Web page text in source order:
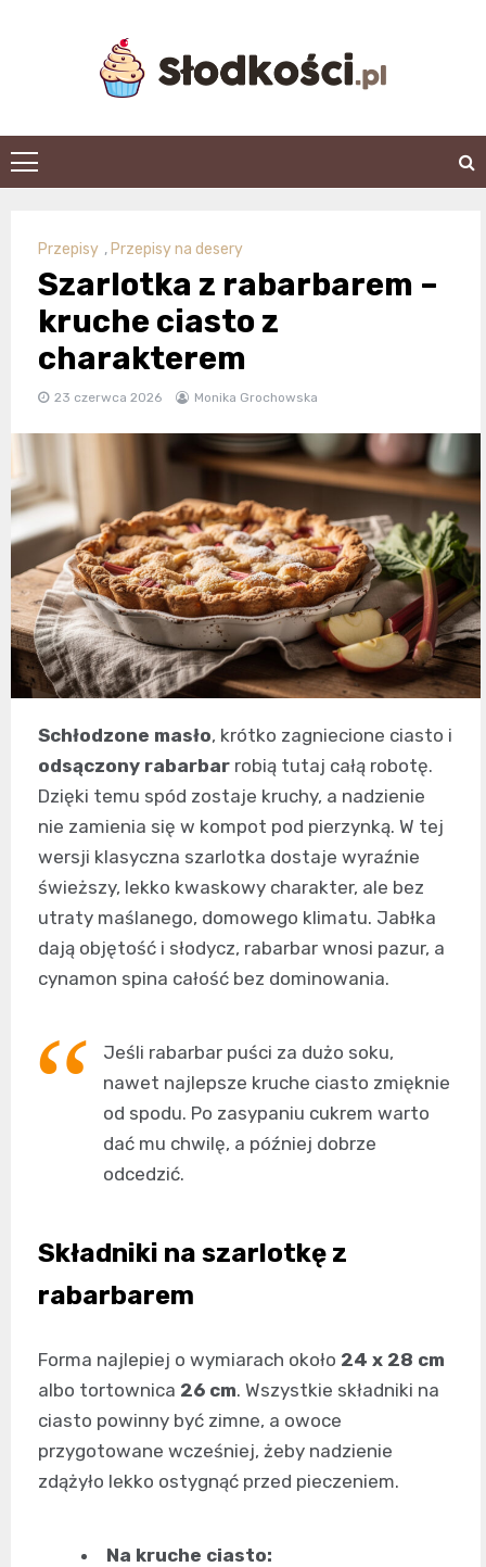
slodkosci.pl
Przepisy , Przepisy na desery
Szarlotka z rabarbarem –
kruche ciasto z
charakterem
23 czerwca 2026 Monika Grochowska
Schłodzone masło, krótko zagniecione ciasto i
odsączony rabarbar robią tutaj całą robotę.
Dzięki temu spód zostaje kruchy, a nadzienie
nie zamienia się w kompot pod pierzynką. W tej
wersji klasyczna szarlotka dostaje wyraźnie
świeższy, lekko kwaskowy charakter, ale bez
utraty maślanego, domowego klimatu. Jabłka
dają objętość i słodycz, rabarbar wnosi pazur, a
cynamon spina całość bez dominowania.
Jeśli rabarbar puści za dużo soku,
nawet najlepsze kruche ciasto zmięknie
od spodu. Po zasypaniu cukrem warto
dać mu chwilę, a później dobrze
odcedzić.
Składniki na szarlotkę z
rabarbarem
Forma najlepiej o wymiarach około 24 x 28 cm
albo tortownica 26 cm. Wszystkie składniki na
ciasto powinny być zimne, a owoce
przygotowane wcześniej, żeby nadzienie
zdążyło lekko ostygnąć przed pieczeniem.
Na kruche ciasto: